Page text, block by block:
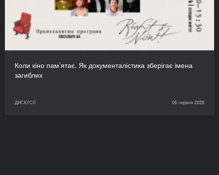
Коли кіно пам’ятає. Як документалістика зберігає імена
загиблих
ДИСКУСІЇ 06 червня 2026